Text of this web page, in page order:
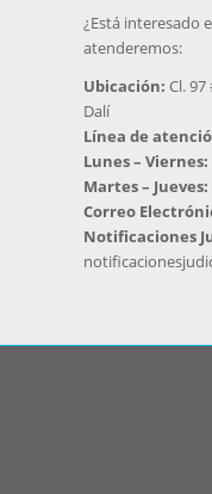
¿Está interesado
atenderemos:
Ubicación: Cl.
Dalí
Línea de
Lunes – Viernes:
Martes – Jueves:
Correo
Notificaciones